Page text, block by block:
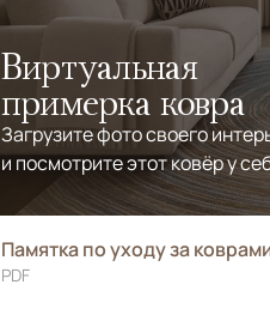
Виртуальная
примерка ковра
Загрузите фото своего
и посмотрите этот ковёр у
Памятка по уходу за
PDF